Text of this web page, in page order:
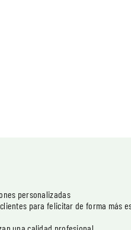
personalizadas
para felicitar de forma más